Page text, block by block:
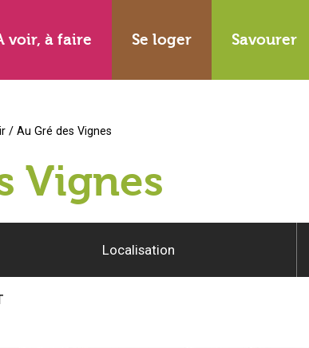
voir, à faire Se loger Savourer
/ Au Gré des Vignes
Vignes
Localisation